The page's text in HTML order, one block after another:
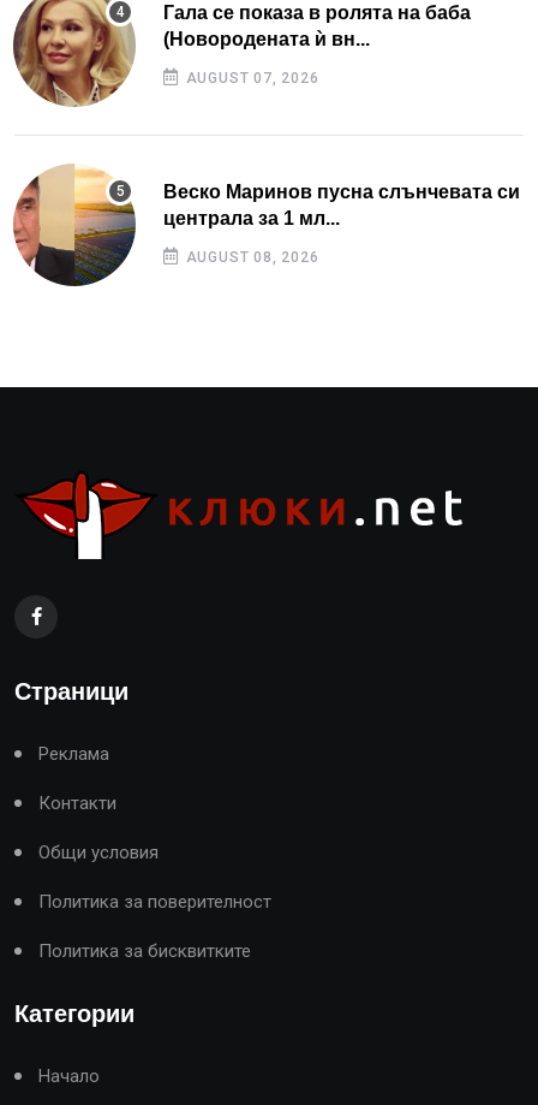
Гала се показа в ролята на баба
(Новородената ѝ вн...
AUGUST 07, 2026
Веско Маринов пусна слънчевата си
централа за 1 мл...
AUGUST 08, 2026
Страници
Реклама
Контакти
Общи условия
Политика за поверителност
Политика за бисквитките
Категории
Начало